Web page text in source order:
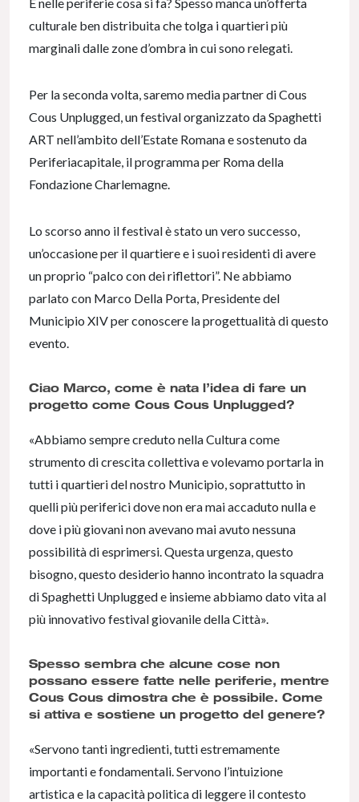
culturale ben distribuita che tolga i quartieri più
marginali dalle zone d’ombra in cui sono relegati.
Per la seconda volta, saremo media partner di Cous
Cous Unplugged, un festival organizzato da Spaghetti
ART nell’ambito dell’Estate Romana e sostenuto da
Periferiacapitale, il programma per Roma della
Fondazione Charlemagne.
Lo scorso anno il festival è stato un vero successo,
un’occasione per il quartiere e i suoi residenti di avere
un proprio “palco con dei riflettori”. Ne abbiamo
parlato con Marco Della Porta, Presidente del
Municipio XIV per conoscere la progettualità di questo
evento.
Ciao Marco, come è nata l’idea di fare un
progetto come Cous Cous Unplugged?
«Abbiamo sempre creduto nella Cultura come
strumento di crescita collettiva e volevamo portarla in
tutti i quartieri del nostro Municipio, soprattutto in
quelli più periferici dove non era mai accaduto nulla e
dove i più giovani non avevano mai avuto nessuna
possibilità di esprimersi. Questa urgenza, questo
bisogno, questo desiderio hanno incontrato la squadra
di Spaghetti Unplugged e insieme abbiamo dato vita al
più innovativo festival giovanile della Città».
Spesso sembra che alcune cose non
possano essere fatte nelle periferie, mentre
Cous Cous dimostra che è possibile. Come
si attiva e sostiene un progetto del genere?
«Servono tanti ingredienti, tutti estremamente
importanti e fondamentali. Servono l’intuizione
artistica e la capacità politica di leggere il contesto